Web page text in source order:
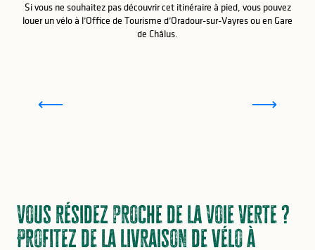
Si vous ne souhaitez pas découvrir cet itinéraire à pied, vous pouvez
louer un vélo à l’Office de Tourisme d’Oradour-sur-Vayres ou en Gare
de Châlus.
Vous résidez proche de la Voie Verte ?
Profitez de la livraison de vélo à